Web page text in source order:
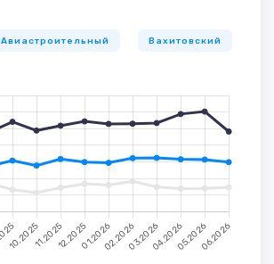
Авиастроительный Вахитовский